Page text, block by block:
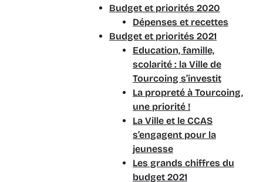
Budget et priorités 2020
Dépenses et recettes
Budget et priorités 2021
Education, famille,
scolarité : la Ville de
Tourcoing s’investit
La propreté à Tourcoing,
une priorité !
La Ville et le CCAS
s’engagent pour la
jeunesse
Les grands chiffres du
budget 2021